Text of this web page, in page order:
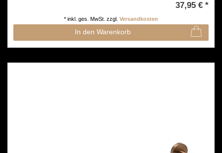
37,95 € *
In den Warenkorb
* inkl. ges. MwSt. zzgl. Versandkosten